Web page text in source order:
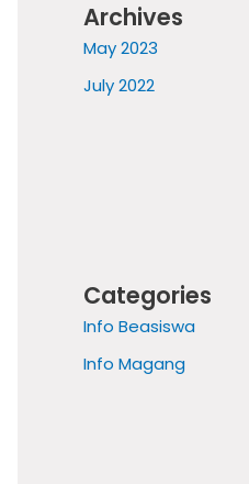
Archives
May 2023
July 2022
Categories
Info Beasiswa
Info Magang